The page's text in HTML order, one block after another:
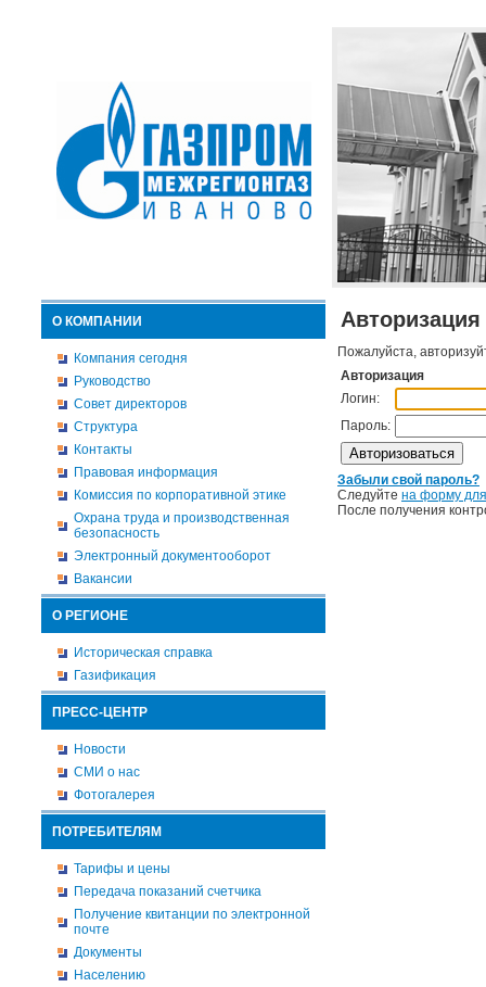
О КОМПАНИИ
Компания сегодня
Руководство
Совет директоров
Структура
Контакты
Правовая информация
Комиссия по корпоративной этике
Охрана труда и производственная
безопасность
Электронный документооборот
Вакансии
О РЕГИОНЕ
Историческая справка
Газификация
ПРЕСС-ЦЕНТР
Новости
СМИ о нас
Фотогалерея
ПОТРЕБИТЕЛЯМ
Тарифы и цены
Передача показаний счетчика
Получение квитанции по электронной
почте
Документы
Населению
Авторизация
Пожалуйста,
Авторизация
Логин:
Пароль:
Забыли свой пароль?
Следуйте на форму
После получения